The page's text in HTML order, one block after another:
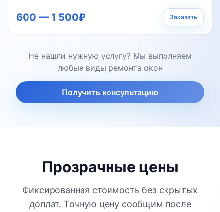
600 — 1 500₽ Заказать
Не нашли нужную услугу? Мы выполняем
любые виды ремонта окон
Получить консультацию
Прозрачные цены
Фиксированная стоимость без скрытых
доплат. Точную цену сообщим после